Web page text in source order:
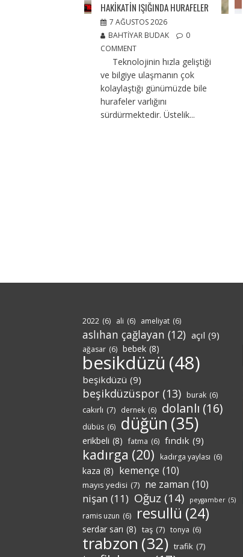
HAKİKATİN IŞIĞINDA HURAFELER
7 AĞUSTOS 2026
BAHTIYAR BUDAK
0
COMMENT
Teknolojinin hızla geliştiği
ve bilgiye ulaşmanın çok
kolaylaştığı günümüzde bile
hurafeler varlığını
sürdürmektedir. Üstelik...
2022 (6) ali (6) ameliyat (6)
aslıhan çağlayan (12) açıl (9)
ağasar (6) bebek (8)
besikdüzü (48)
beşikdüzü (9)
beşikdüzüspor (13) burak (6)
cakırlı (7) dernek (6) dolanlı (16)
dübüs (6) düğün (35)
erikbeli (8) fatma (6) fındık (9)
kadırga (20) kadırga yaylası (6)
kaza (8) kemençe (10)
mayıs yedisi (7) ne zaman (10)
nişan (11) Oğuz (14) peygamber (5)
ramis uzun (6) resullü (24)
serdar sarı (8) taş (7) tonya (6)
trabzon (32) trafik (7)